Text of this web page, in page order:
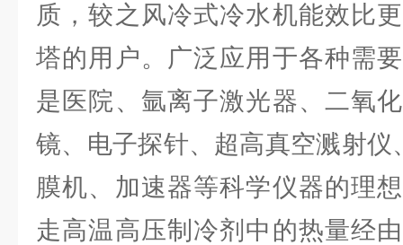
质，较之风冷式冷水机能效比
塔的用户。广泛应用于各种需
是医院、氩离子激光器、二氧
镜、电子探针、超高真空溅射
膜机、加速器等科学仪器的理
走高温高压制冷剂中的热量经